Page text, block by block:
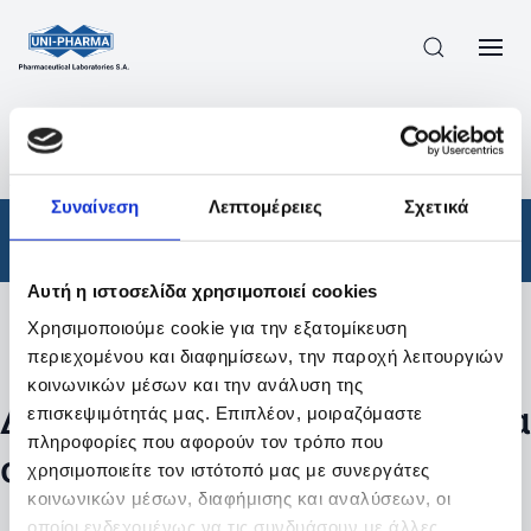
Συναίνεση Λεπτομέρειες Σχετικά
Αυτή η ιστοσελίδα χρησιμοποιεί cookies
Χρησιμοποιούμε cookie για την εξατομίκευση
περιεχομένου και διαφημίσεων, την παροχή λειτουργιών
κοινωνικών μέσων και την ανάλυση της
επισκεψιμότητάς μας. Επιπλέον, μοιραζόμαστε
πληροφορίες που αφορούν τον τρόπο που
χρησιμοποιείτε τον ιστότοπό μας με συνεργάτες
κοινωνικών μέσων, διαφήμισης και αναλύσεων, οι
οποίοι ενδεχομένως να τις συνδυάσουν με άλλες
ΠΡΟΪΟΝΤΑ
ΑΠΟΤΕΛΕΣΜΑΤΑ ΑΝΑΖΗΤΗΣΗΣ
Φάρμακα
Φίλτρα
Δεν βρέθηκαν προϊόντα με τα
συγκεκριμένα φίλτρα